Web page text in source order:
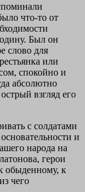
что-то от
Был он
слово для
или
спокойно и
абсолютно
взгляд его
с солдатами
и
народа на
герои
обыденному, к
чего